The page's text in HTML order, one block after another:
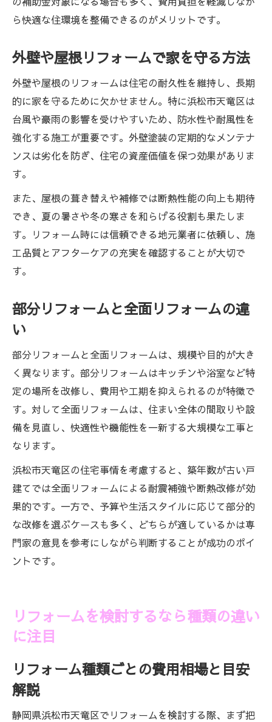
ら快適な住環境を整備できるのがメリットです。
外壁や屋根リフォームで家を守る方法
外壁や屋根のリフォームは住宅の耐久性を維持し、長期
的に家を守るために欠かせません。特に浜松市天竜区は
台風や豪雨の影響を受けやすいため、防水性や耐風性を
強化する施工が重要です。外壁塗装の定期的なメンテナ
ンスは劣化を防ぎ、住宅の資産価値を保つ効果がありま
す。
また、屋根の葺き替えや補修では断熱性能の向上も期待
でき、夏の暑さや冬の寒さを和らげる役割も果たしま
す。リフォーム時には信頼できる地元業者に依頼し、施
工品質とアフターケアの充実を確認することが大切で
す。
部分リフォームと全面リフォームの違
い
部分リフォームと全面リフォームは、規模や目的が大き
く異なります。部分リフォームはキッチンや浴室など特
定の場所を改修し、費用や工期を抑えられるのが特徴で
す。対して全面リフォームは、住まい全体の間取りや設
備を見直し、快適性や機能性を一新する大規模な工事と
なります。
浜松市天竜区の住宅事情を考慮すると、築年数が古い戸
建てでは全面リフォームによる耐震補強や断熱改修が効
果的です。一方で、予算や生活スタイルに応じて部分的
な改修を選ぶケースも多く、どちらが適しているかは専
門家の意見を参考にしながら判断することが成功のポイ
ントです。
リフォームを検討するなら種類の違い
に注目
リフォーム種類ごとの費用相場と目安
解説
静岡県浜松市天竜区でリフォームを検討する際、まず把